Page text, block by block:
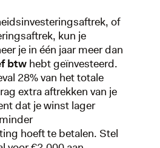
of
kun je
je in één jaar meer dan
btwhebt geïnvesteerd.
28% van het totale
extra aftrekken van je
dat je winst lager
hoeft te betalen. Stel